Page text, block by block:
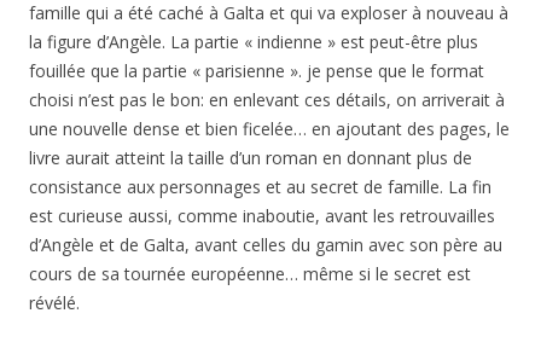
famille qui a été caché à Galta et qui va exploser à nouveau à
la figure d’Angèle. La partie « indienne » est peut-être plus
fouillée que la partie « parisienne ». je pense que le format
choisi n’est pas le bon: en enlevant ces détails, on arriverait à
une nouvelle dense et bien ficelée… en ajoutant des pages, le
livre aurait atteint la taille d’un roman en donnant plus de
consistance aux personnages et au secret de famille. La fin
est curieuse aussi, comme inaboutie, avant les retrouvailles
d’Angèle et de Galta, avant celles du gamin avec son père au
cours de sa tournée européenne… même si le secret est
révélé.